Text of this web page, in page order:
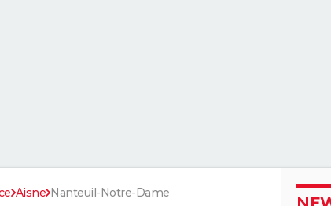
Aisne Nanteuil-Notre-Dame